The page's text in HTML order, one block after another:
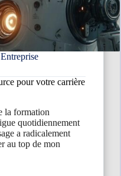
Entreprise
pour votre carrière
la formation
quotidiennement
a radicalement
au top de mon